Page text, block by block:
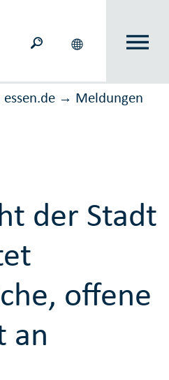
essen.de → Meldungen
der Stadt
offene
an